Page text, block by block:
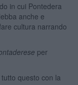
in cui Pontedera
anche e
cultura narrando
per
questo con la